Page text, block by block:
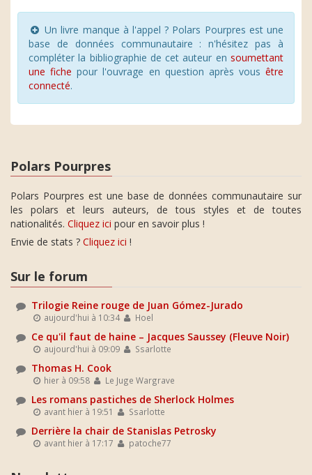
Un livre manque à l'appel ? Polars Pourpres est une
base de données communautaire : n'hésitez pas à
compléter la bibliographie de cet auteur en soumettant
une fiche pour l'ouvrage en question après vous être
connecté.
Polars Pourpres
Polars Pourpres est une base de données communautaire sur
les polars et leurs auteurs, de tous styles et de toutes
nationalités. Cliquez ici pour en savoir plus !
Envie de stats ? Cliquez ici !
Sur le forum
Trilogie Reine rouge de Juan Gómez-Jurado
aujourd'hui à 10:34 Hoel
Ce qu'il faut de haine – Jacques Saussey (Fleuve Noir)
aujourd'hui à 09:09 Ssarlotte
Thomas H. Cook
hier à 09:58 Le Juge Wargrave
Les romans pastiches de Sherlock Holmes
avant hier à 19:51 Ssarlotte
Derrière la chair de Stanislas Petrosky
avant hier à 17:17 patoche77